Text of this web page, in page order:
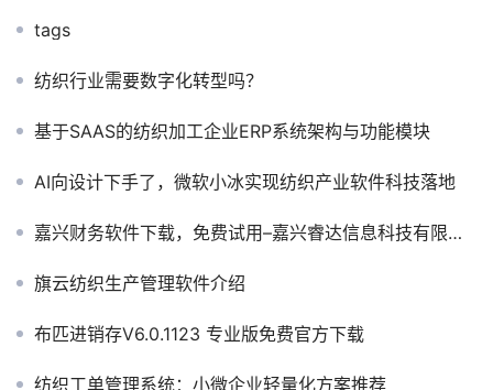
tags
纺织行业需要数字化转型吗？
基于SAAS的纺织加工企业ERP系统架构与功能模块
AI向设计下手了，微软小冰实现纺织产业软件科技落地
嘉兴财务软件下载，免费试用–嘉兴睿达信息科技有限公司
旗云纺织生产管理软件介绍
布匹进销存V6.0.1123 专业版免费官方下载
纺织工单管理系统：小微企业轻量化方案推荐